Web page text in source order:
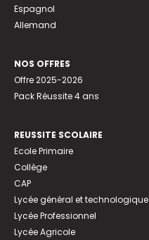
Espagnol
Allemand
NOS OFFRES
Offre 2025-2026
Pack Réussite 4 ans
REUSSITE SCOLAIRE
Ecole Primaire
Collège
CAP
Lycée général et technologique
Lycée Professionnel
Lycée Agricole